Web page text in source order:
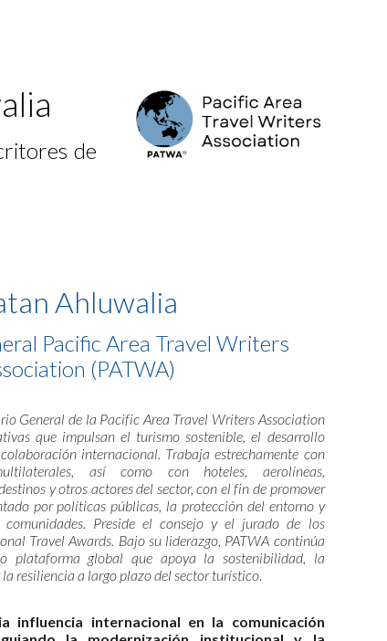
de
Ahluwalia
Pacific Area Travel Writers
(PATWA)
General de la Pacific Area Travel Writers Association
que impulsan el turismo sostenible, el desarrollo
internacional. Trabaja estrechamente con
así como con hoteles, aerolíneas,
y otros actores del sector, con el fin de promover
por políticas públicas, la protección del entorno y
comunidades. Preside el consejo y el jurado de los
Travel Awards. Bajo su liderazgo, PATWA continúa
plataforma global que apoya la sostenibilidad, la
resiliencia a largo plazo del sector turístico.
influencia internacional en la comunicación